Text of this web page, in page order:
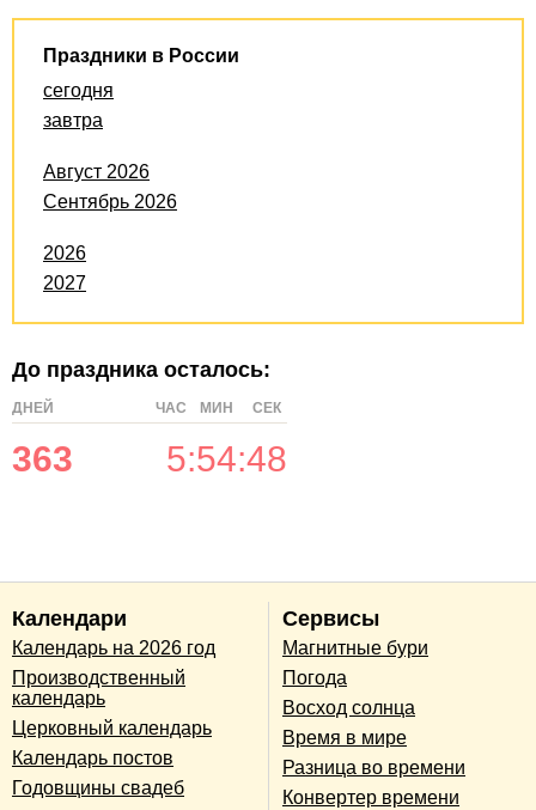
Праздники в России
сегодня
завтра
Август 2026
Сентябрь 2026
2026
2027
До праздника осталось:
ДНЕЙ ЧАС МИН СЕК
363 5:54:48
Календари
Календарь на 2026 год
Производственный
календарь
Церковный календарь
Календарь постов
Годовщины свадеб
Сервисы
Магнитные бури
Погода
Восход солнца
Время в мире
Разница во времени
Конвертер времени